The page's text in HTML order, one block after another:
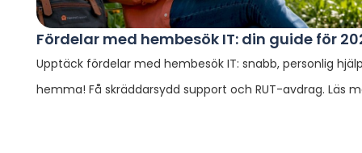
Fördelar med hembesök IT: din guide för
Upptäck fördelar med hembesök IT: snabb, personlig
hemma! Få skräddarsydd support och RUT-avdrag. Läs